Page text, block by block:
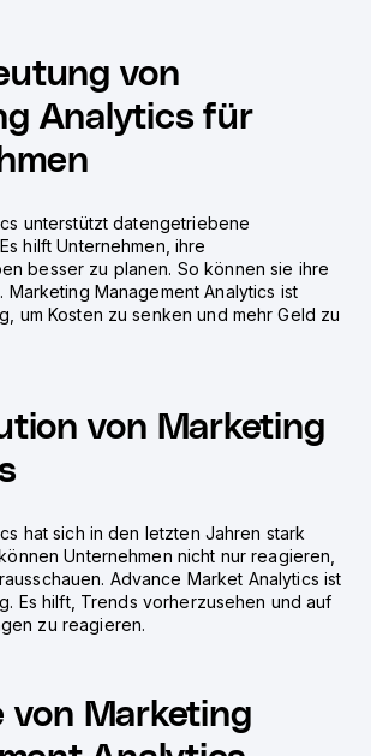
von
Analytics für
unterstützt datengetriebene
hilft Unternehmen, ihre
besser zu planen. So können sie ihre
Marketing Management Analytics ist
um Kosten zu senken und mehr Geld zu
von Marketing
hat sich in den letzten Jahren stark
Unternehmen nicht nur reagieren,
Advance Market Analytics ist
Es hilft, Trends vorherzusehen und auf
zu reagieren.
von Marketing